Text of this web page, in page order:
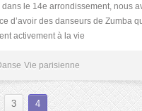
dans le 14e arrondissement, nous
d’avoir des danseurs de Zumba
activement à la vie
Vie parisienne
3 4